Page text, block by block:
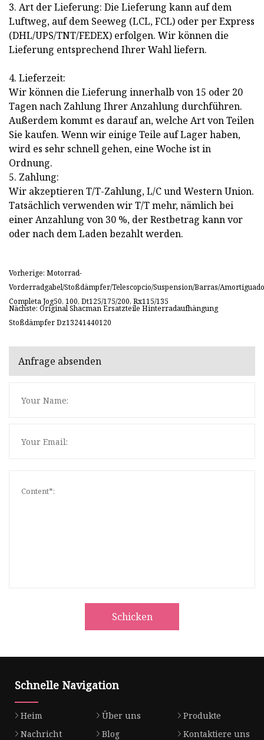
3. Art der Lieferung: Die Lieferung kann auf dem
Luftweg, auf dem Seeweg (LCL, FCL) oder per Express
(DHL/UPS/TNT/FEDEX) erfolgen. Wir können die
Lieferung entsprechend Ihrer Wahl liefern.
4. Lieferzeit:
Wir können die Lieferung innerhalb von 15 oder 20
Tagen nach Zahlung Ihrer Anzahlung durchführen.
Außerdem kommt es darauf an, welche Art von Teilen
Sie kaufen. Wenn wir einige Teile auf Lager haben,
wird es sehr schnell gehen, eine Woche ist in
Ordnung.
5. Zahlung:
Wir akzeptieren T/T-Zahlung, L/C und Western Union.
Tatsächlich verwenden wir T/T mehr, nämlich bei
einer Anzahlung von 30 %, der Restbetrag kann vor
oder nach dem Laden bezahlt werden.
Vorherige: Motorrad-
Vorderradgabel/Stoßdämpfer/Telescopcio/Suspension/Barras/
Completa Jog50, 100, Dt125/175/200, Rx115/135
Nächste: Original Shacman Ersatzteile Hinterradaufhängung
Stoßdämpfer Dz13241440120
Anfrage absenden
Schicken
Schnelle Navigation
Heim Über uns
Produkte
Nachricht
Blog
Kontaktiere uns